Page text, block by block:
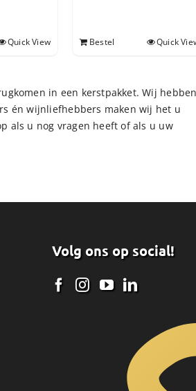
Quick View Bestel Quick
in een kerstpakket. Wij
én wijnliefhebbers maken wij het u
als u nog vragen heeft of als u uw
Volg ons op social!